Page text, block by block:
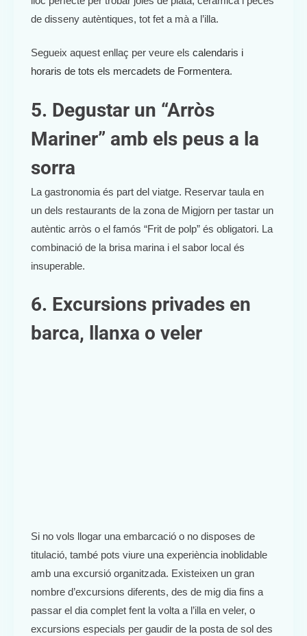
de disseny autèntiques, tot fet a mà a l’illa.
Segueix aquest enllaç per veure els calendaris i
horaris de tots els mercadets de Formentera.
5. Degustar un “Arròs
Mariner” amb els peus a la
sorra
La gastronomia és part del viatge. Reservar taula en
un dels restaurants de la zona de Migjorn per tastar un
autèntic arròs o el famós “Frit de polp” és obligatori. La
combinació de la brisa marina i el sabor local és
insuperable.
6. Excursions privades en
barca, llanxa o veler
Si no vols llogar una embarcació o no disposes de
titulació, també pots viure una experiència inoblidable
amb una excursió organitzada. Existeixen un gran
nombre d’excursions diferents, des de mig dia fins a
passar el dia complet fent la volta a l’illa en veler, o
excursions especials per gaudir de la posta de sol des